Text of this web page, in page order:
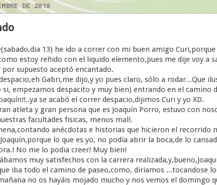
DE 2010
13) he ido a correr con mi buen amigo
estoy reñido con el liquido elemento,pues me dije voy a
por supuesto aceptó encantado.
Gabri,me dijo,y yo pues claro, sólo a rodar...Que
si, empezamos despacito y muy bien) entrando en el camino
se acabó el correr despacio,dijimos Curi y yo XD.
atleta y gran persona que es Joaquín Porro, estuvo con
facultades fisicas, menos mal!.
anécdotas e historias que hicieron el recorrido
lo que es yo, no podía abrir la boca,de lo
No me lo podia creer! Muy bien!
muy satisfechos con la carrera
iba todo el camino de paseo,como, diriamos ...tocandose
no os hayáis mojado mucho y nos vemos el domingo